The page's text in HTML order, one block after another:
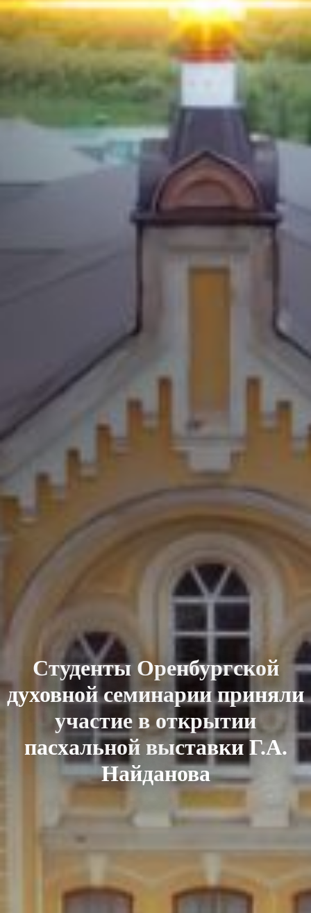
Студенты Оренбургской
духовной семинарии приняли
участие в открытии
пасхальной выставки Г.А.
Найданова